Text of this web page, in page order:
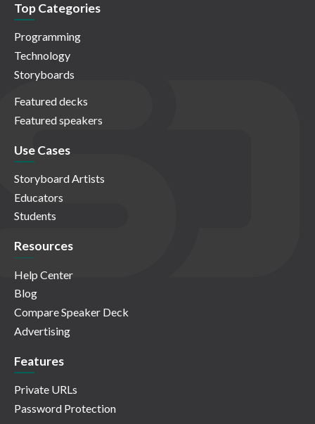
Top Categories
Programming
Technology
Storyboards
Featured decks
Featured speakers
Use Cases
Storyboard Artists
Educators
Students
Resources
Help Center
Blog
Compare Speaker Deck
Advertising
Features
Private URLs
Password Protection